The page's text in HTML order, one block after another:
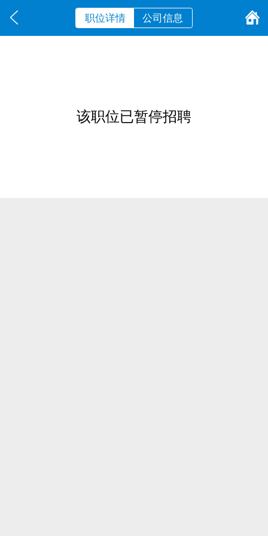
职位详情 公司信息
该职位已暂停招聘